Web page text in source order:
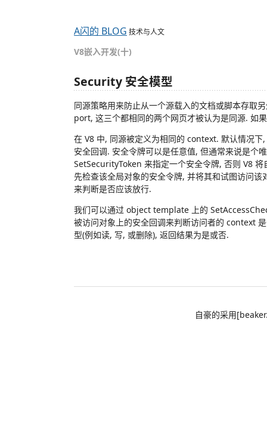
A闪的 BLOG 技术与人文
V8嵌入开发(十)
Security 安全模型
同源策略用来防止从一个源载入的文档或脚本存取
port, 这三个都相同的两个网页才被认为是同源. 如
在 V8 中, 同源被定义为相同的 context. 默认情况
安全回调. 安全令牌可以是任意值, 但通常来说是个
SetSecurityToken 来指定一个安全令牌, 否则 V8
先检查该全局对象的安全令牌, 并将其和试图访问
来判断是否应该放行.
我们可以通过 object template 上的
被访问对象上的安全回调来判断访问者的 context
型(例如读, 写, 或删除), 返回结果为是或否.
自豪的采用